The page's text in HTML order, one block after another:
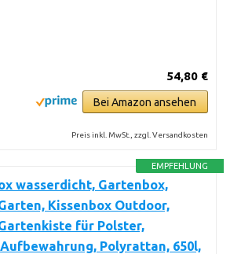
54,80 €
Bei Amazon ansehen
Preis inkl. MwSt., zzgl. Versandkosten
EMPFEHLUNG
wasserdicht, Gartenbox,
Kissenbox Outdoor,
für Polster,
Polyrattan, 650l,